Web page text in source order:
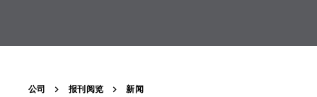
公司 报刊阅览 新闻